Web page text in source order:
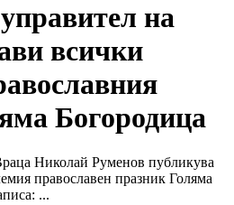
на
всички
Богородица
Николай Руменов публикува
православен празник Голяма
...